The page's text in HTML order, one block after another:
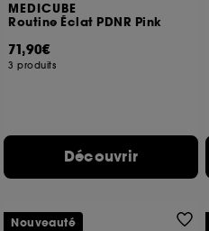
MEDICUBE
Routine Éclat PDNR Pink
71,90€
3 produits
Découvrir
Nouveauté